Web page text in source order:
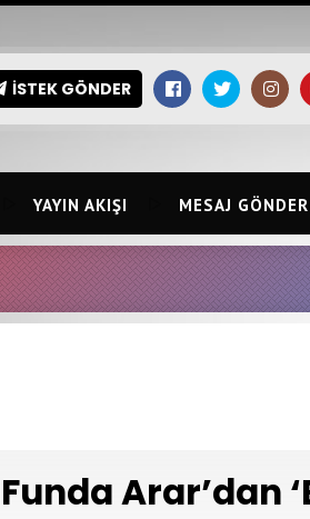
İSTEK GÖNDER
YAYIN AKIŞI MESAJ GÖNDER
Funda Arar’dan